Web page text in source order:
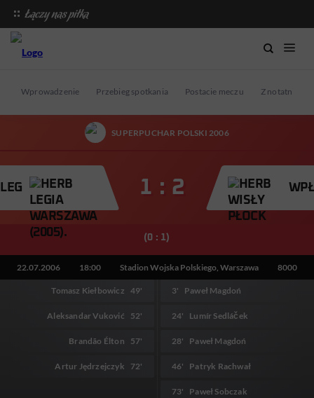
Wprowadzenie Przebieg spotkania Postacie meczu Z notatnika
SUPERPUCHAR POLSKI 2006
LEG 1 : 2 WPŁ
(0 : 1)
22.07.2006 18:00 Stadion Wojska Polskiego, Warszawa 8000
Tomasz Kiełbowicz 49'
Aleksandar Vuković 52'
Brandão Élton 57'
Artur Jędrzejczyk 72'
Paweł Magdoń
3'
Lumír Sedláček
24'
Paweł Magdoń
28'
Patryk Rachwał
46'
Paweł Sobczak
73'